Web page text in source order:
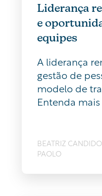
Liderança
e
equipes
A liderança
gestão de
modelo de
Entenda
BEATRIZ
PAOLO